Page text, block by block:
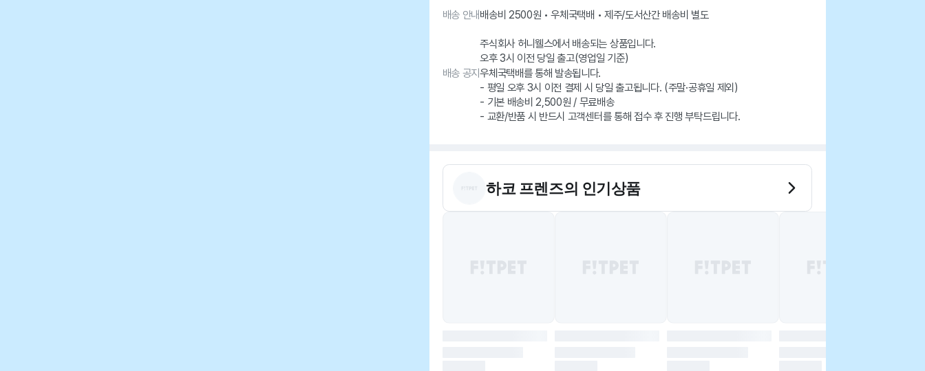
배송 안내배송비 2500원 • 우체국택배 • 제주/도서산간 배송비 별도
주식회사 허니웰스에서 배송되는 상품입니다.
오후 3시 이전 당일 출고(영업일 기준)
배송 공지우체국택배를 통해 발송됩니다.
- 평일 오후 3시 이전 결제 시 당일 출고됩니다. (주말·공휴일 제외)
- 기본 배송비 2,500원 / 무료배송
- 교환/반품 시 반드시 고객센터를 통해 접수 후 진행 부탁드립니다.
하코 프렌즈의 인기상품